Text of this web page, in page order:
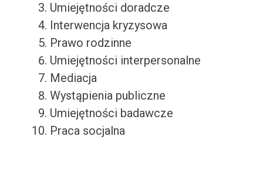
Umiejętności doradcze
Interwencja kryzysowa
Prawo rodzinne
Umiejętności interpersonalne
Mediacja
Wystąpienia publiczne
Umiejętności badawcze
Praca socjalna